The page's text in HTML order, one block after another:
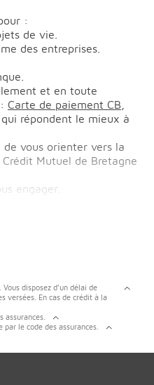
:
de vie.
des entreprises.
et en toute
Carte de paiement CB
répondent le mieux à
vous orienter vers la
Crédit Mutuel de Bretagne
engager.
disposez d’un délai de
versées. En cas de crédit à la
assurances.
le code des assurances.